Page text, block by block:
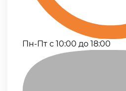
Пн-Пт с 10:00 до 18:00